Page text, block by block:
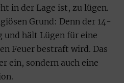
in der Lage ist, zu lügen.
Grund: Denn der 14-
und hält Lügen für eine
Feuer bestraft wird. Das
ein, sondern auch eine